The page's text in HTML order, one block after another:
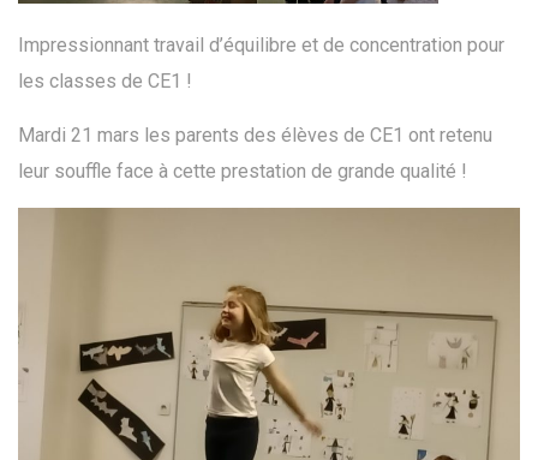
Impressionnant travail d’équilibre et de concentration pour
les classes de CE1 !
Mardi 21 mars les parents des élèves de CE1 ont retenu
leur souffle face à cette prestation de grande qualité !